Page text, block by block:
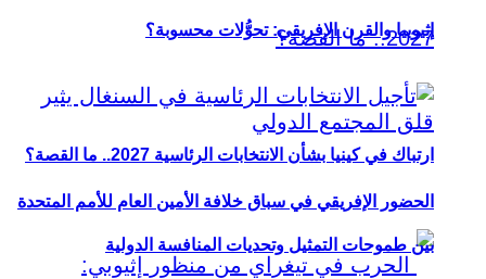
ارتباك في كينيا بشأن الانتخابات الرئاسية 2027.. ما القصة؟
إثيوبيا والقرن الإفريقي: تحوُّلات محسوبة؟
الحضور الإفريقي في سباق خلافة الأمين العام للأمم المتحدة
بين طموحات التمثيل وتحديات المنافسة الدولية